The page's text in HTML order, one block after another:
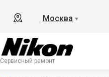
Москва ▼
Сервисный ремонт